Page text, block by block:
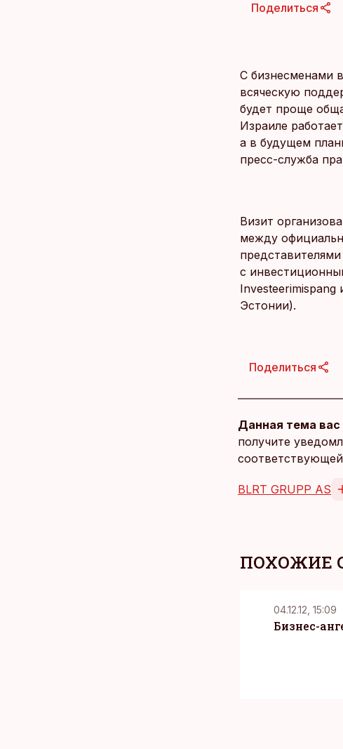
Поделиться
С бизнесменами
всяческую
будет проще
Израиле
а в будущем
пресс-служба
Визит
между
с
Эстонии).
Поделиться
Данная тема вас
получите
BLRT GRUPP AS
ПОХОЖИЕ
04.12.12, 15:09
Бизнес-